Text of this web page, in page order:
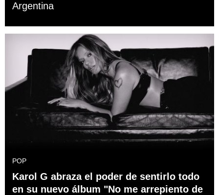
Argentina
POP
Karol G abraza el poder de sentirlo todo
en su nuevo álbum "No me arrepiento de